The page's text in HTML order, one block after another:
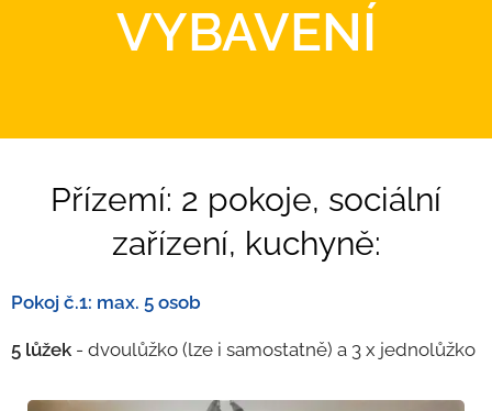
VYBAVENÍ
Přízemí: 2 pokoje, sociální
zařízení, kuchyně:
Pokoj č.1: max. 5 osob
5 lůžek - dvoulůžko (lze i samostatně) a 3 x jednolůžko